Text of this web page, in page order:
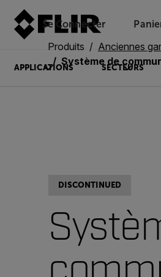
Se Connecter Unread
Modèle
Supprimer
articles
article
Ajouter au
Ajouté au
APPLICATIONS SECTEURS
Produits Anciennes
Système de communication
DISCONTINUED